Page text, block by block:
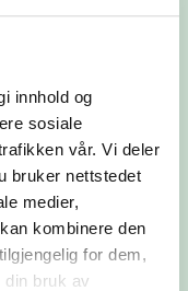
innhold og
sosiale
vår. Vi deler
bruker nettstedet
medier,
kombinere den
for dem,
din bruk av